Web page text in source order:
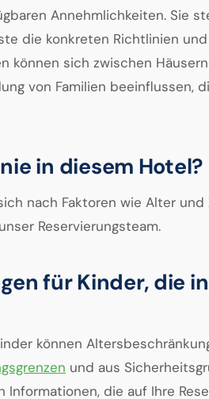
Annehmlichkeiten. Sie
die konkreten Richtlinien
können sich zwischen Häusern
von Familien beeinflussen,
in diesem Hotel?
nach Faktoren wie Alter und
Reservierungsteam.
für Kinder, die
können
und aus
die auf Ihre